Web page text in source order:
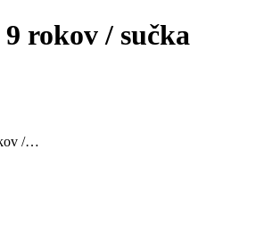
rokov / sučka
/…